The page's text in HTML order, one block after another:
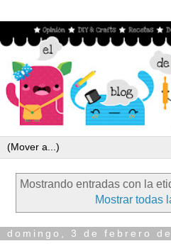
Mostrando entradas con la
Mostrar todas
domingo, 3 de febrero